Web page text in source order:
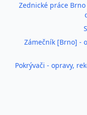
Zednické práce
Zámečník [Brno] -
Pokrývači - opravy,